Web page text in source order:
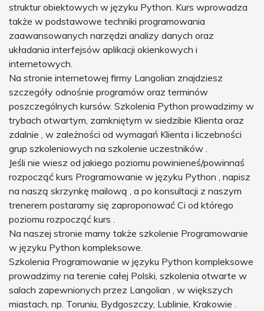
struktur obiektowych w języku Python. Kurs wprowadza
także w podstawowe techniki programowania
zaawansowanych narzędzi analizy danych oraz
układania interfejsów aplikacji okienkowych i
internetowych.
Na stronie internetowej firmy Langolian znajdziesz
szczegóły odnośnie programów oraz terminów
poszczególnych kursów. Szkolenia Python prowadzimy w
trybach otwartym, zamkniętym w siedzibie Klienta oraz
zdalnie , w zależności od wymagań Klienta i liczebności
grup szkoleniowych na szkolenie uczestników .
Jeśli nie wiesz od jakiego poziomu powinieneś/powinnaś
rozpocząć kurs Programowanie w języku Python , napisz
na naszą skrzynkę mailową , a po konsultacji z naszym
trenerem postaramy się zaproponować Ci od którego
poziomu rozpocząć kurs .
Na naszej stronie mamy także szkolenie Programowanie
w języku Python kompleksowe.
Szkolenia Programowanie w języku Python kompleksowe
prowadzimy na terenie całej Polski, szkolenia otwarte w
salach zapewnionych przez Langolian , w większych
miastach, np. Toruniu, Bydgoszczy, Lublinie, Krakowie .